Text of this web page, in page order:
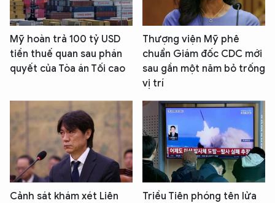
Mỹ hoàn trả 100 tỷ USD
tiền thuế quan sau phán
quyết của Tòa án Tối cao
Thượng viện Mỹ phê
chuẩn Giám đốc CDC mới
sau gần một năm bỏ trống
vị trí
Cảnh sát khám xét Liên
Triều Tiên phóng tên lửa